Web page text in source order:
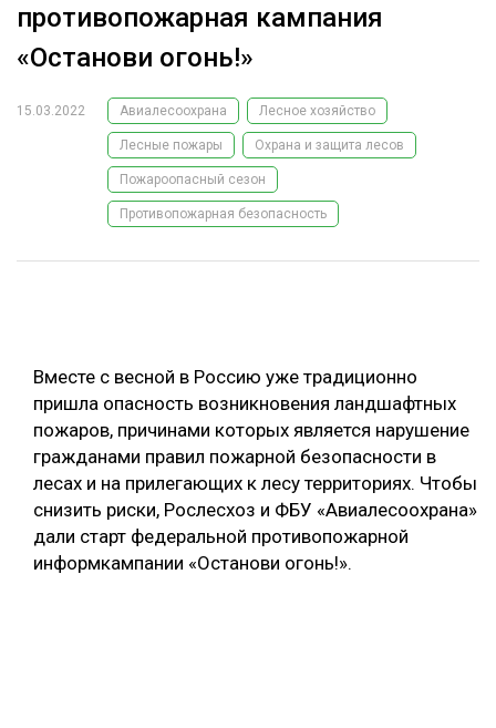
ЛЕСНОЕ ХОЗЯЙСТВО
ОБРАБОТКА ДРЕВЕСИНЫ
ЦИФРОВАЯ СРЕДА
БИОЭНЕРГЕТИКА
ЦБП
КОМПЛЕКСНАЯ ПЕРЕРАБОТКА
ЛЕСОПИЛЕНИЕ
ДЕРЕВЯННОЕ ДОМОСТРОЕНИЕ
БЕЗОПАСНОЕ ПРОИЗВОДСТВО
ЭКСПЕРТНОЕ МНЕНИЕ
противопожарная кампания
«Останови огонь!»
15.03.2022 Авиалесоохрана Лесное хозяйство
Лесные пожары Охрана и защита лесов
Пожароопасный сезон
Противопожарная безопасность
Вместе с весной в Россию уже традиционно
пришла опасность возникновения ландшафтных
пожаров, причинами которых является нарушение
гражданами правил пожарной безопасности в
лесах и на прилегающих к лесу территориях. Чтобы
снизить риски, Рослесхоз и ФБУ «Авиалесоохрана»
дали старт федеральной противопожарной
информкампании «Останови огонь!».